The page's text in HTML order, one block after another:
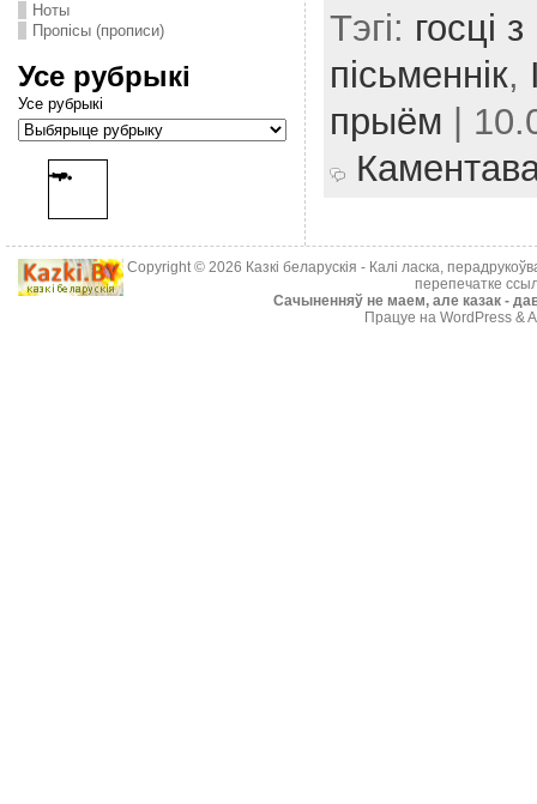
Ноты
Пропісы (прописи)
Усе рубрыкі
Усе рубрыкі
Тэгі: госці
пісьменнік,
прыём |
Copyright © 2026 Казкі беларускія - Калі ласка,
перепечатке
Cачыненняў не маем, але казак -
Працуе на WordPress &